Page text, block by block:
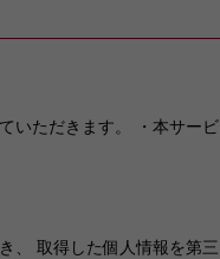
いただきます。 ・本サービ
、 取得した個人情報を第三